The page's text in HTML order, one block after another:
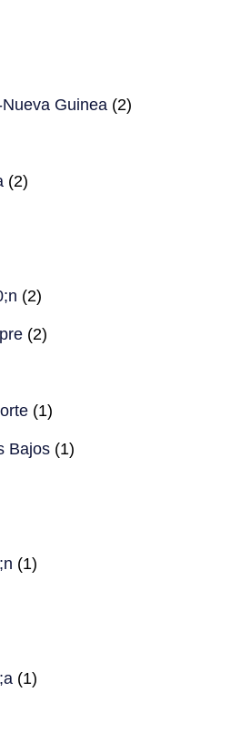
Guinea (2)
(2)
(2)
(2)
(1)
Bajos (1)
(1)
(1)